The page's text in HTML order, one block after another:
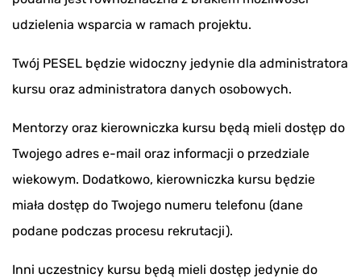
udzielenia wsparcia w ramach projektu.
Twój PESEL będzie widoczny jedynie dla administratora
kursu oraz administratora danych osobowych.
Mentorzy oraz kierowniczka kursu będą mieli dostęp do
Twojego adres e-mail oraz informacji o przedziale
wiekowym. Dodatkowo, kierowniczka kursu będzie
miała dostęp do Twojego numeru telefonu (dane
podane podczas procesu rekrutacji).
Inni uczestnicy kursu będą mieli dostęp jedynie do